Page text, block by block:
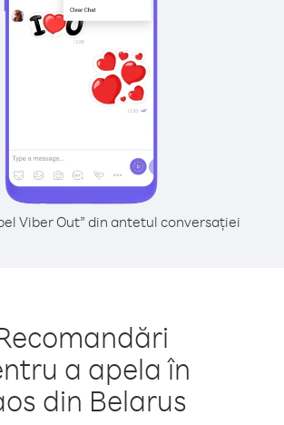
Viber Out” din antetul conversației
a apela în
din Belarus